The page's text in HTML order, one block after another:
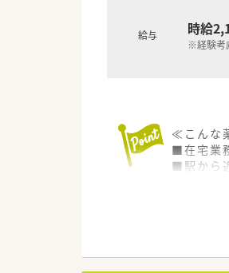
給与 時給
※経験考
≪こんな
■在宅業
■駅から